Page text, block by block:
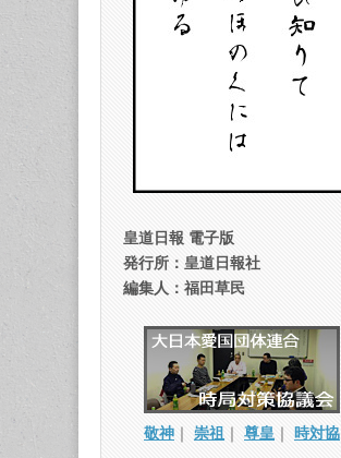
皇道日報 電子版
発行所：皇道日報社
編集人：福田草民
敬神 ｜ 崇祖 ｜ 尊皇 ｜ 時対協